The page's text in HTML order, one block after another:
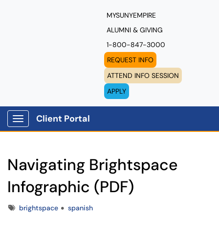
MYSUNYEMPIRE
ALUMNI & GIVING
1-800-847-3000
REQUEST INFO
ATTEND INFO SESSION
APPLY
Show Applications Menu
Client Portal
Navigating Brightspace
Infographic (PDF)
Tagsbrightspace spanish